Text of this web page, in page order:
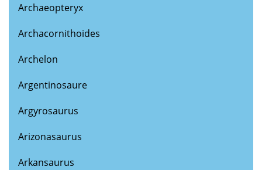
Archaeopteryx
Archacornithoides
Archelon
Argentinosaure
Argyrosaurus
Arizonasaurus
Arkansaurus